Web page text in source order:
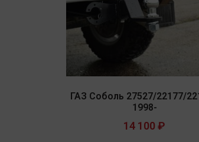
ГАЗ Соболь 27527/22177/
1998-
14 100 ₽